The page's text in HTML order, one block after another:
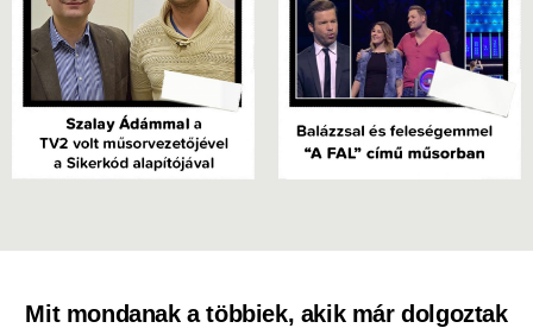
Mit mondanak a többiek, akik már dolgoztak